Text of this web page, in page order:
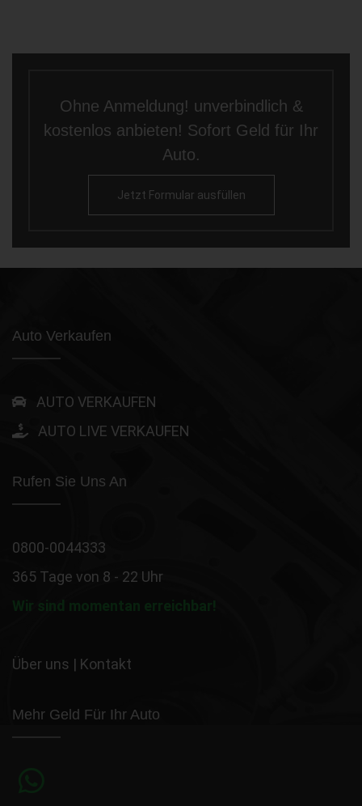
Ohne Anmeldung! unverbindlich &
kostenlos anbieten! Sofort Geld für Ihr
Auto.
Jetzt Formular ausfüllen
Auto Verkaufen
AUTO VERKAUFEN
AUTO LIVE VERKAUFEN
Rufen Sie Uns An
0800-0044333
365 Tage von 8 - 22 Uhr
Wir sind momentan erreichbar!
Über uns | Kontakt
Mehr Geld Für Ihr Auto